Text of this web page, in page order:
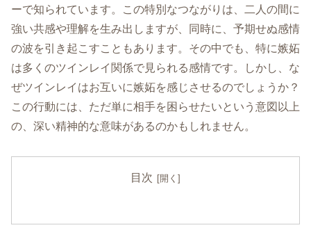
ーで知られています。この特別なつながりは、二人の間に
強い共感や理解を生み出しますが、同時に、予期せぬ感情
の波を引き起こすこともあります。その中でも、特に嫉妬
は多くのツインレイ関係で見られる感情です。しかし、な
ぜツインレイはお互いに嫉妬を感じさせるのでしょうか？
この行動には、ただ単に相手を困らせたいという意図以上
の、深い精神的な意味があるのかもしれません。
目次